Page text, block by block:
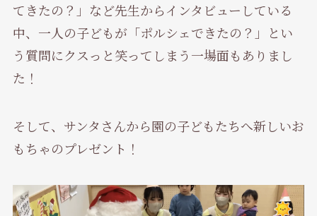
てきたの？」など先生からインタビューしている
中、一人の子どもが「ポルシェできたの？」とい
う質問にクスっと笑ってしまう一場面もありまし
た！
そして、サンタさんから園の子どもたちへ新しいお
もちゃのプレゼント！